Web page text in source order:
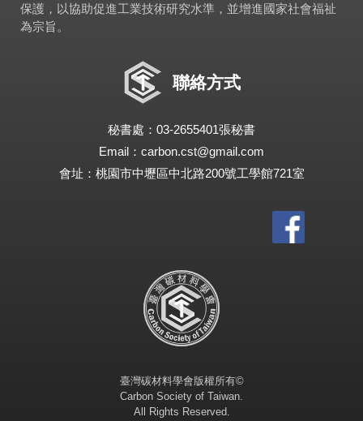
保護，以協助促進工業技術研究水準，並增進國家社會福祉
為宗旨。
聯絡方式
秘書處：03-2655401張秘書
Email：carbon.cst@gmail.com
會址：桃園市中壢區中北路200號工學館721室
臺灣碳材料學會版權所有©
Carbon Society of Taiwan.
All Rights Reserved.